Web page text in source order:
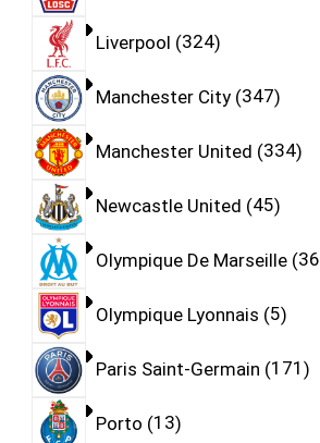
Liverpool 324
Manchester City 347
Manchester United 334
Newcastle United 45
Olympique De Marseille 36
Olympique Lyonnais 5
Paris Saint-Germain 171
Porto 13